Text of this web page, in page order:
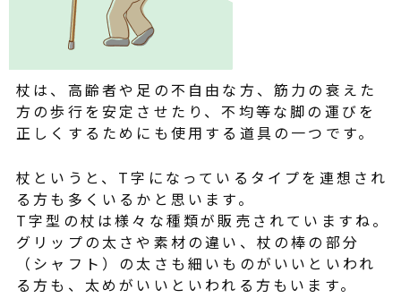
杖は、高齢者や足の不自由な方、筋力の衰えた
方の歩行を安定させたり、不均等な脚の運びを
正しくするためにも使用する道具の一つです。
杖というと、T字になっているタイプを連想され
る方も多くいるかと思います。
T字型の杖は様々な種類が販売されていますね。
グリップの太さや素材の違い、杖の棒の部分
（シャフト）の太さも細いものがいいといわれ
る方も、太めがいいといわれる方もいます。